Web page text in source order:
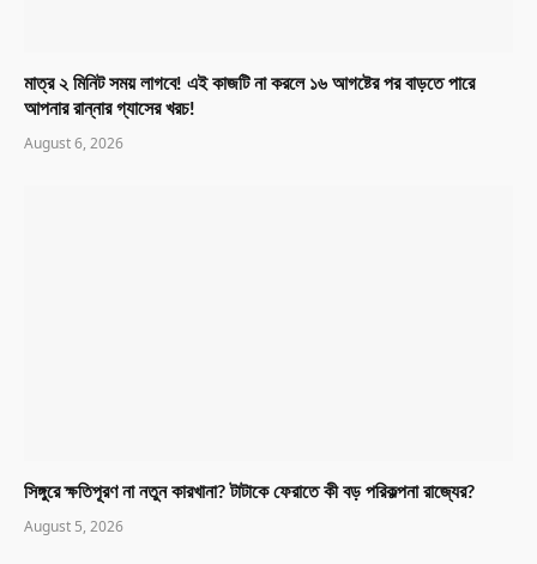
মাত্র ২ মিনিট সময় লাগবে! এই কাজটি না করলে ১৬ আগষ্টের পর বাড়তে পারে
আপনার রান্নার গ্যাসের খরচ!
August 6, 2026
সিঙ্গুরে ক্ষতিপূরণ না নতুন কারখানা? টাটাকে ফেরাতে কী বড় পরিকল্পনা রাজ্যের?
August 5, 2026